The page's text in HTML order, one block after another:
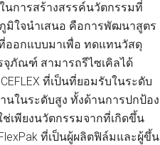
นการสร้างสรรค์นวัตกรรมที่
มิใจนำเสนอ คือการพัฒนาสูตร
ออกแบบมาเพื่อ ทดแทนวัสดุ
จุภัณฑ์ สามารถรีไซเคิลได้
ที่เป็นที่ยอมรับในระดับ
นในระดับสูง ทั้งด้านการปกป้อง
เพียงนวัตกรรมจากที่เกิดขึ้น
ที่เป็นผู้ผลิตฟิล์มและผู้ขึ้น